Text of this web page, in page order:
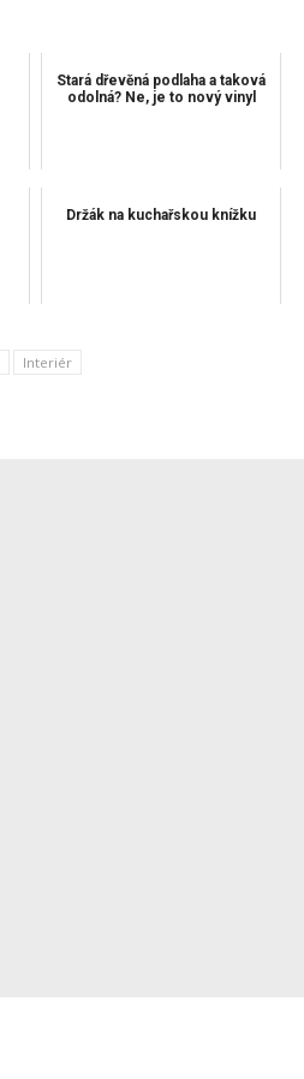
Stará dřevěná podlaha a taková
odolná? Ne, je to nový vinyl
Držák na kuchařskou knížku
Interiér